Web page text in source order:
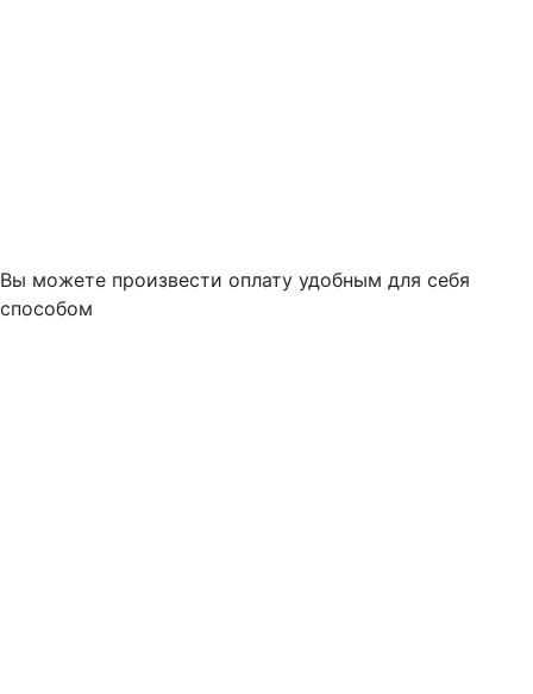
Вы можете произвести оплату удобным для себя
способом